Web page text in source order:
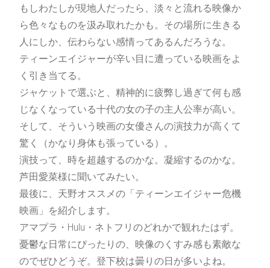
もしわたしが現地人だったら、淡々と流れる映像か
ら色々なものを汲み取れたかも。その場所に生きる
人にしか、伝わらない感情ってあるんだろうな。
ティーンエイジャーが辛い目に遭っている映画をよ
く引き当てる。
ジャケットで選ぶと、精神的に疲弊し過ぎて何も感
じなくなっている十代の女の子の主人公率が高い。
そして、そういう映画の女優さんの演技力が高くて
驚く（かなり身体も張っている）。
演技って、時を超越するのかな。凝縮するのかな。
芦田愛菜様に聞いてみたい。
最後に、天野オススメの「ティーンエイジャー危機
映画」を紹介します。
アマプラ・Hulu・ネトフリのどれかで観れたはず。
憂鬱な日常にぴったりの、映像のくすみ感も素敵な
のでぜひどうぞ。登下校は曇りの日が多いよね。